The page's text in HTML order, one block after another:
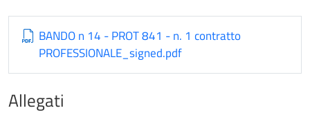
BANDO n 14 - PROT 841 - n. 1 contratto
PROFESSIONALE_signed.pdf
Allegati